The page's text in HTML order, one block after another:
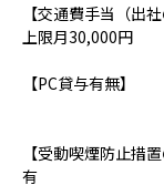
【交通費手当（出社
上限月30,000円
【PC貸与有無】
【受動喫煙防止措置
有